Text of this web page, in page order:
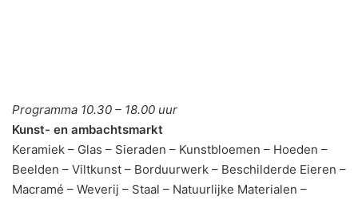
Programma 10.30 – 18.00 uur
Kunst- en ambachtsmarkt
Keramiek – Glas – Sieraden – Kunstbloemen – Hoeden –
Beelden – Viltkunst – Borduurwerk – Beschilderde Eieren –
Macramé – Weverij – Staal – Natuurlijke Materialen –